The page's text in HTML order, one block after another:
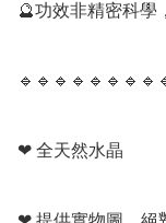
🔮功效非精密科學
❤ 全天然水晶